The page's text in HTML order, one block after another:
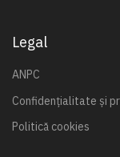
Legal
ANPC
Confidențialitate și
Politică cookies